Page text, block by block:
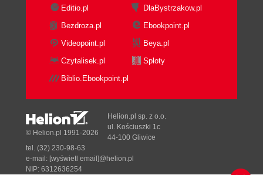
Built-in Classes
5. Basic Objective-C
NSString Basics
Using Methods
Multi-Input Methods
Accessors
Dot Syntax
Creating Objects
Basic Memory Management
Using Autorelease Directly
Declaring a Class
Editio.pl
DlaBystrzakow.pl
Bezdroza.pl
Ebookpoint.pl
Videopoint.pl
Beya.pl
Czytalisek.pl
Sploty
Biblio.Ebookpoint.pl
© Helion.pl 1991-2026
Helion.pl sp. z o.o.
ul. Kościuszki 1c
44-100 Gliwice
tel. (32) 230-98-63
e-mail: [wyświetl email]@helion.pl
NIP: 6312636254